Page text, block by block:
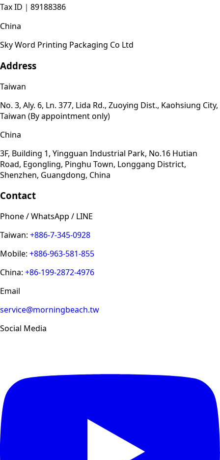
Tax ID ｜ 89188386
China
Sky Word Printing Packaging Co Ltd
Address
Taiwan
No. 3, Aly. 6, Ln. 377, Lida Rd., Zuoying Dist., Kaohsiung City,
Taiwan (By appointment only)
China
3F, Building 1, Yingguan Industrial Park, No.16 Hutian
Road, Egongling, Pinghu Town, Longgang District,
Shenzhen, Guangdong, China
Contact
Phone / WhatsApp / LINE
Taiwan: +886-7-345-0928
Mobile: +886-963-581-855
China: +86-199-2872-4976
Email
service@morningbeach.tw
Social Media